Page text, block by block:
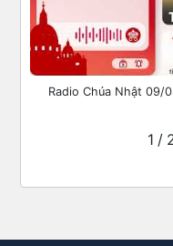
Radio Chúa Nhật 09/
1 /